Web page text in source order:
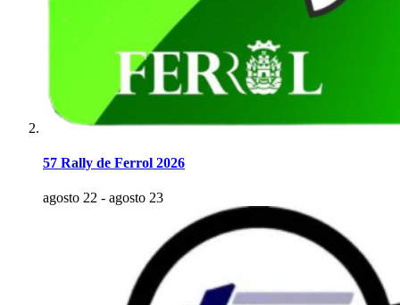
57 Rally de Ferrol 2026
agosto 22 - agosto 23